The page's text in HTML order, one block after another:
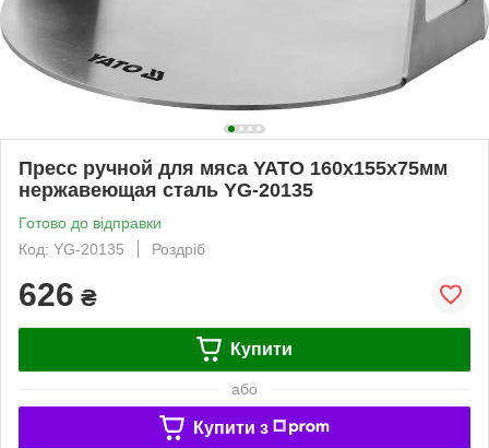
Пресс ручной для мяса YATO 160х155х75мм
нержавеющая сталь YG-20135
Готово до відправки
Код: YG-20135
Роздріб
626 ₴
Купити
або
Купити з